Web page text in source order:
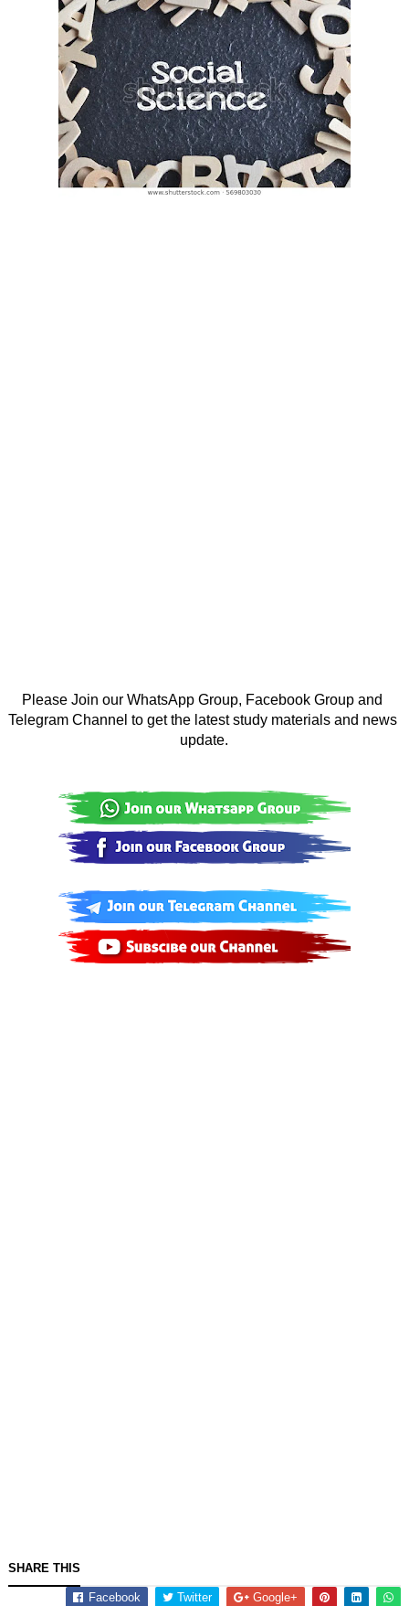
Please Join our WhatsApp Group, Facebook Group and
Telegram Channel to get the latest study materials and news
update.
SHARE THIS
Facebook Twitter Google+